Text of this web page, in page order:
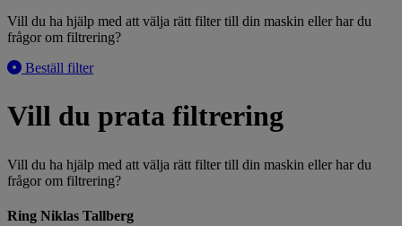
Vill du ha hjälp med att välja rätt filter till din maskin eller har du
frågor om filtrering?
Beställ filter
Vill du prata filtrering
Vill du ha hjälp med att välja rätt filter till din maskin eller har du
frågor om filtrering?
Ring Niklas Tallberg